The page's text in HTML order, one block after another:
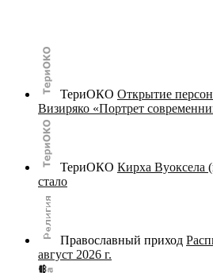
ТериОКО Открытие
Визиряко «Портрет
ТериОКО Кирха Вуоксела
стало
Православный приход
август 2026 г.